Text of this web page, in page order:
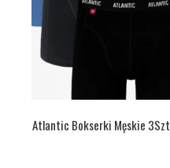
Atlantic Bokserki Męskie 3Szt